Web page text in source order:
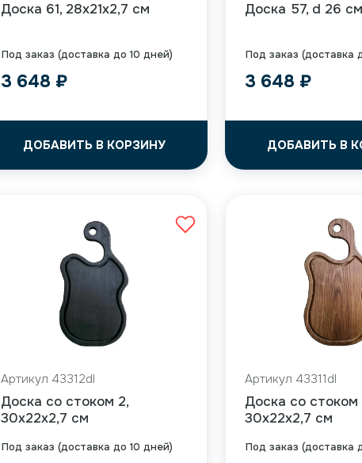
Под заказ (доставка до 10 дней)
Доска 61, 28x21x2,7 см
3 648 ₽
ДОБАВИТЬ В КОРЗИНУ
Под заказ (доставка
Доска 57, d 26
3 648 ₽
ДОБАВИТЬ В
Под заказ (доставка до 10 дней)
Артикул 43312dl
Доска со стоком 2,
30x22x2,7 см
Под заказ (доставка
Артикул 43311dl
Доска со стоком
30x22x2,7 см